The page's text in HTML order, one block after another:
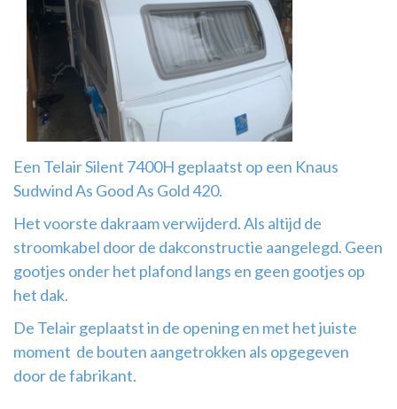
Airco
montage
Een Telair Silent 7400H geplaatst op een Knaus
Sudwind As Good As Gold 420.
Het voorste dakraam verwijderd. Als altijd de
stroomkabel door de dakconstructie aangelegd. Geen
gootjes onder het plafond langs en geen gootjes op
het dak.
De Telair geplaatst in de opening en met het juiste
moment de bouten aangetrokken als opgegeven
door de fabrikant.